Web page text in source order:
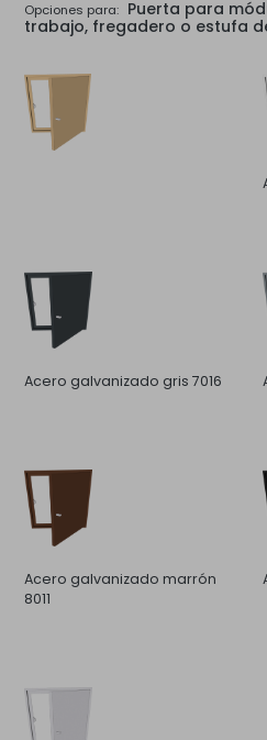
Opciones para: Puerta para
trabajo, fregadero o estufa
Acero galvanizado gris 7016
Acero galvanizado marrón
8011